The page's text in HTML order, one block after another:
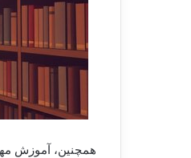
همچنین، آموزش